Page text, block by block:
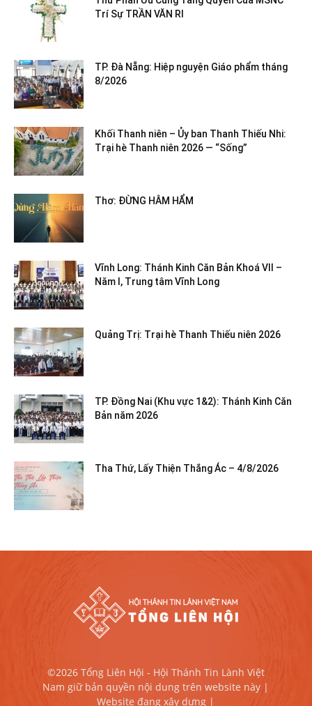
Trí Sự TRẦN VĂN RI
TP. Đà Nẵng: Hiệp nguyện Giáo phẩm tháng
8/2026
Khối Thanh niên – Ủy ban Thanh Thiếu Nhi:
Trại hè Thanh niên 2026 — “Sống”
Thơ: ĐỪNG HÂM HẨM
Vĩnh Long: Thánh Kinh Căn Bản Khoá VII –
Năm I, Trung tâm Vĩnh Long
Quảng Trị: Trại hè Thanh Thiếu niên 2026
TP. Đồng Nai (Khu vực 1&2): Thánh Kinh Căn
Bản năm 2026
Tha Thứ, Lấy Thiện Thắng Ác – 4/8/2026
©2026 Tổng Liên Hội - Hội Thánh Tin Lành Việt
Nam giữ bản quyền nội dung trên website này |
Website đang xây dựng |